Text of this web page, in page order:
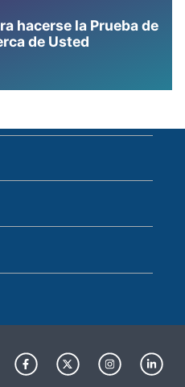
hacerse la Prueba de
de Usted